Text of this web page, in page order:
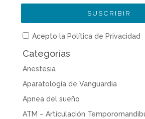
Acepto la Política de Privacidad
Categorías
Anestesia
Aparatología de Vanguardia
Apnea del sueño
ATM – Articulación